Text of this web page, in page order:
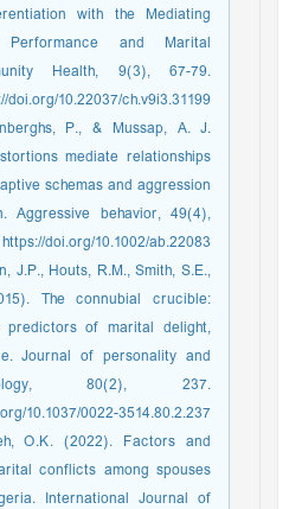
with the Mediating
and Marital
Health, 9(3), 67-79.
doi.org/10.22037/ch.v9i3.31199
P., & Mussap, A. J.
mediate relationships
schemas and aggression
Aggressive behavior, 49(4),
https://doi.org/10.1002/ab.22083
J.P., Houts, R.M., Smith, S.E.,
The connubial crucible:
predictors of marital delight,
Journal of personality and
80(2), 237.
10.1037/0022-3514.80.2.237
O.K. (2022). Factors and
conflicts among spouses
International Journal of